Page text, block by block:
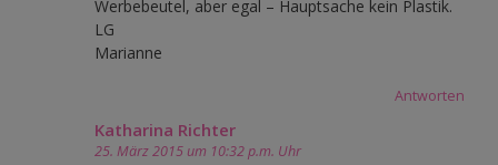
Werbebeutel, aber egal – Hauptsache kein Plastik.
LG
Marianne
Antworten
Katharina Richter
25. März 2015 um 10:32 p.m. Uhr